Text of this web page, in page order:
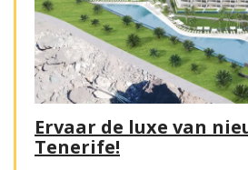
Ervaar de luxe van
Tenerife!